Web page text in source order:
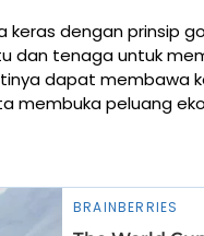
keras dengan prinsip
dan tenaga untuk
dapat membawa
membuka peluang